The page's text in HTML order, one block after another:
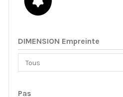
DIMENSION Empreinte
Pas